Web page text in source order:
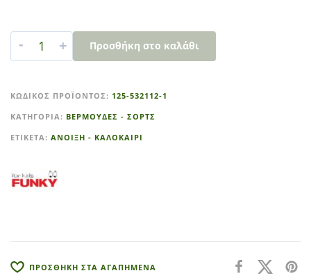
- + Προσθήκη στο καλάθι
t
e
r
t
ΚΩΔΙΚΌΣ ΠΡΟΪΌΝΤΟΣ: 125-532112-1
ΚΑΤΗΓΟΡΊΑ: ΒΕΡΜΟΥΔΕΣ - ΣΟΡΤΣ
ΕΤΙΚΈΤΑ: ΑΝΟΙΞΗ - ΚΑΛΟΚΑΙΡΙ
ΠΡΟΣΘΗΚΗ ΣΤΑ ΑΓΑΠΗΜΕΝΑ